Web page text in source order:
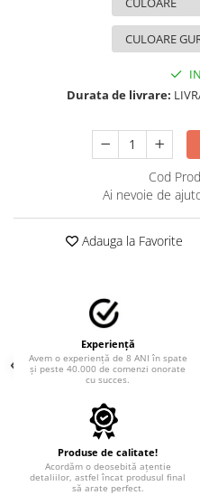
MERCEDES CAMIOANE
VOLVO CAMIOANE
STICKERE MOTO/ATV
4X4/OFF ROAD STICKER
BABY ON BOARD
LOW STICKERS
PARASOLARE
PAUL WALKER STICKER
PENTRU FETE
PRODUSE IN TRENDING
TRICOURI PESCUIT/
TRICOURI SOFERI SI SOFERITE
Durata de livrare:
Cod
Ai nevoie de
Adauga la Favorite
Experiență
Avem o experiență de 8 ANI în spate
și peste 40.000 de comenzi onorate
cu succes.
Produse de calitate!
Acordăm o deosebită ațentie
detaliilor, astfel încat produsul final
să arate perfect.